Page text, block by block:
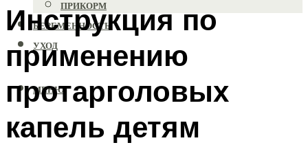
ПРИКОРМ
БЕРЕМЕННОСТЬ
УХОД
МЕНЮ
Инструкция по
применению
протарголовых
капель детям